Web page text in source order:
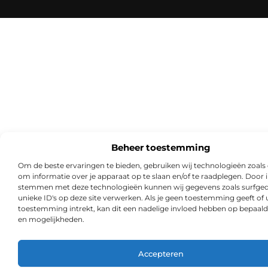
Beheer toestemming
Om de beste ervaringen te bieden, gebruiken wij technologieën zoals
om informatie over je apparaat op te slaan en/of te raadplegen. Door
stemmen met deze technologieën kunnen wij gegevens zoals
unieke ID's op deze site verwerken. Als je geen toestemming geeft of
toestemming intrekt, kan dit een nadelige invloed hebben op
en mogelijkheden.
Accepteren